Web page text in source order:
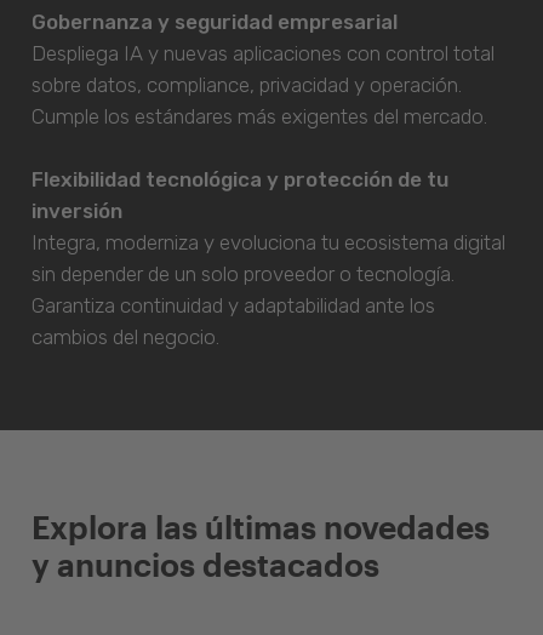
Gobernanza y seguridad empresarial
Despliega IA y nuevas aplicaciones con control total
sobre datos, compliance, privacidad y operación.
Cumple los estándares más exigentes del mercado.
Flexibilidad tecnológica y protección de tu
inversión
Integra, moderniza y evoluciona tu ecosistema digital
sin depender de un solo proveedor o tecnología.
Garantiza continuidad y adaptabilidad ante los
cambios del negocio.
Explora las últimas novedades
y anuncios destacados